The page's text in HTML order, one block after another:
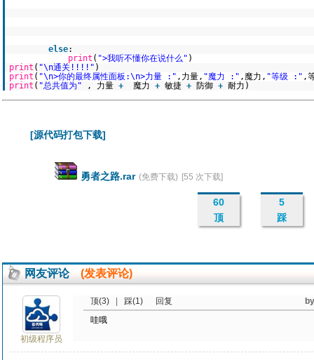
else:
print ( ">我听不懂你在说什么" )
print ( "\n通关!!!!" )
print ( "\n>你的最终属性面板:\n>力量 :" ,力量, "魔力 :" ,魔力, "等级 :" ,
print ( "总共值为" , 力量 + 魔力 + 敏捷 + 防御 + 耐力)
[源代码打包下载]
勇者之路.rar (免费下载) [55 次下载]
60
顶
5
踩
网友评论 (发表评论)
初级程序员
顶(3) 踩(1)
回复
哇哦